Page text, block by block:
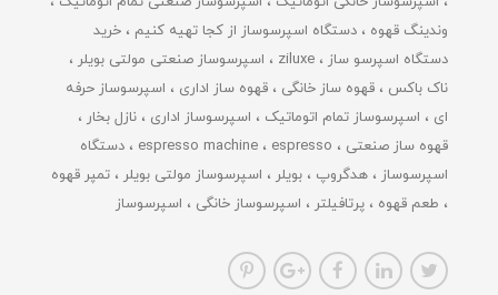
وندینگ قهوه
دستگاه اسپرسوساز از کجا تهیه کنیم
خرید
دستگاه اسپرسو ساز
ziluxe
اسپرسوساز صنعتی مولتی بویلر
ناک باکس
قهوه ساز خانگی قهوه ساز اداری
اسپرسوساز حرفه
ای
اسپرسوساز تمام اتوماتیک اسپرسوساز اداری
نازل بخار
قهوه ساز صنعتی
espresso machine espresso
دستگاه
اسپرسوساز
هدگروپ بویلر اسپرسوساز مولتی بویلر
تمپر قهوه
طعم قهوه
پرتافیلتر اسپرسوساز خانگی اسپرسوساز